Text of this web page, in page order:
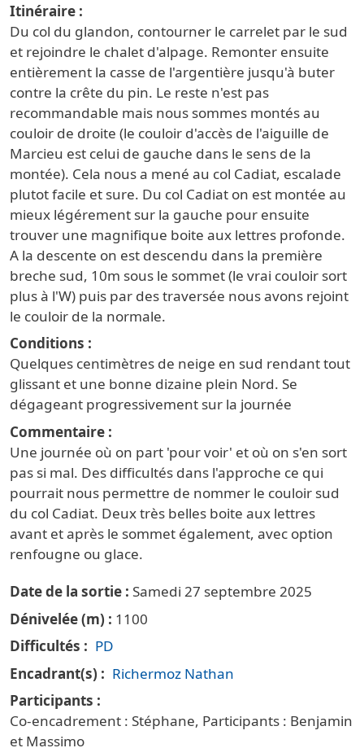
Itinéraire
Du col du glandon, contourner le carrelet par le sud
et rejoindre le chalet d'alpage. Remonter ensuite
entièrement la casse de l'argentière jusqu'à buter
contre la crête du pin. Le reste n'est pas
recommandable mais nous sommes montés au
couloir de droite (le couloir d'accès de l'aiguille de
Marcieu est celui de gauche dans le sens de la
montée). Cela nous a mené au col Cadiat, escalade
plutot facile et sure. Du col Cadiat on est montée au
mieux légérement sur la gauche pour ensuite
trouver une magnifique boite aux lettres profonde.
A la descente on est descendu dans la première
breche sud, 10m sous le sommet (le vrai couloir sort
plus à l'W) puis par des traversée nous avons rejoint
le couloir de la normale.
Conditions
Quelques centimètres de neige en sud rendant tout
glissant et une bonne dizaine plein Nord. Se
dégageant progressivement sur la journée
Commentaire
Une journée où on part 'pour voir' et où on s'en sort
pas si mal. Des difficultés dans l'approche ce qui
pourrait nous permettre de nommer le couloir sud
du col Cadiat. Deux très belles boite aux lettres
avant et après le sommet également, avec option
renfougne ou glace.
Date de la sortie
Samedi 27 septembre 2025
Dénivelée (m)
1100
Difficultés
PD
Encadrant(s)
Richermoz Nathan
Participants
Co-encadrement : Stéphane, Participants : Benjamin
et Massimo